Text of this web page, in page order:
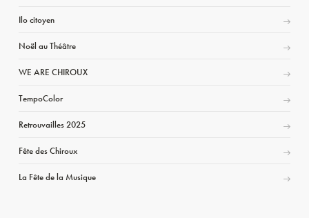
Ilo citoyen
Noël au Théâtre
WE ARE CHIROUX
TempoColor
Retrouvailles 2025
Fête des Chiroux
La Fête de la Musique